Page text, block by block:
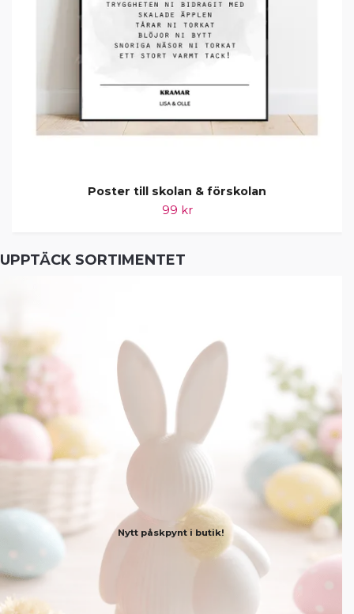
UPPTÄCK SORTIMENTET
Nytt påskpynt i butik!
Poster till skolan & förskolan
99 kr